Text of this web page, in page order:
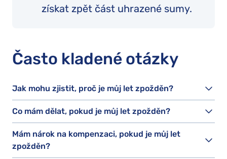
získat zpět část uhrazené sumy.
Často kladené otázky
Jak mohu zjistit, proč je můj let zpožděn?
Co mám dělat, pokud je můj let zpožděn?
Mám nárok na kompenzaci, pokud je můj let
zpožděn?